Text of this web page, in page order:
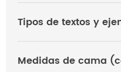
Tipos de textos y
Medidas de cama